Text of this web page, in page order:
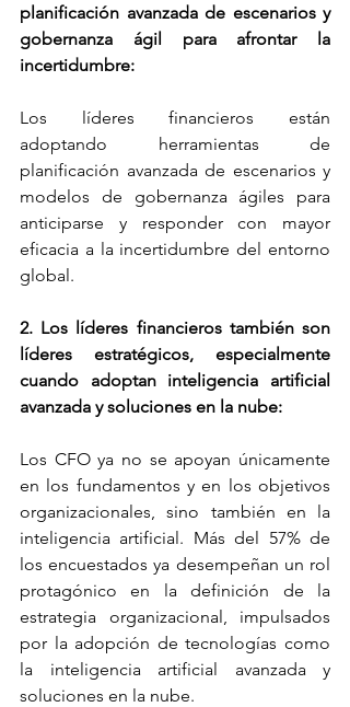
planificación avanzada de escenarios y
gobernanza ágil para afrontar la
incertidumbre:
Los líderes financieros están
adoptando herramientas de
planificación avanzada de escenarios y
modelos de gobernanza ágiles para
anticiparse y responder con mayor
eficacia a la incertidumbre del entorno
global.
2. Los líderes financieros también son
líderes estratégicos, especialmente
cuando adoptan inteligencia artificial
avanzada y soluciones en la nube:
Los CFO ya no se apoyan únicamente
en los fundamentos y en los objetivos
organizacionales, sino también en la
inteligencia artificial. Más del 57% de
los encuestados ya desempeñan un rol
protagónico en la definición de la
estrategia organizacional, impulsados
por la adopción de tecnologías como
la inteligencia artificial avanzada y
soluciones en la nube.